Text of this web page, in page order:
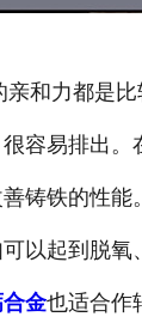
力都是比
容易排出。
铸铁的性能。
以起到脱氧
金也适合作